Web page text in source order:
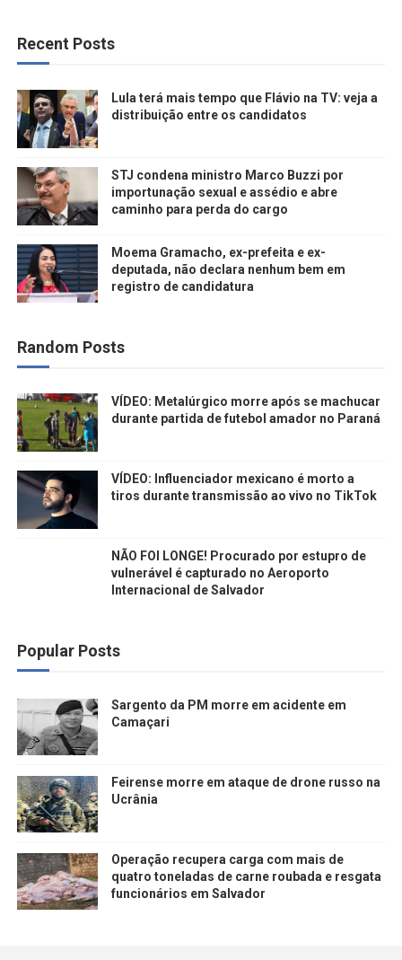
Recent Posts
Lula terá mais tempo que Flávio na TV: veja a
distribuição entre os candidatos
STJ condena ministro Marco Buzzi por
importunação sexual e assédio e abre
caminho para perda do cargo
Moema Gramacho, ex-prefeita e ex-
deputada, não declara nenhum bem em
registro de candidatura
Random Posts
VÍDEO: Metalúrgico morre após se machucar
durante partida de futebol amador no Paraná
VÍDEO: Influenciador mexicano é morto a
tiros durante transmissão ao vivo no TikTok
NÃO FOI LONGE! Procurado por estupro de
vulnerável é capturado no Aeroporto
Internacional de Salvador
Popular Posts
Sargento da PM morre em acidente em
Camaçari
Feirense morre em ataque de drone russo na
Ucrânia
Operação recupera carga com mais de
quatro toneladas de carne roubada e resgata
funcionários em Salvador